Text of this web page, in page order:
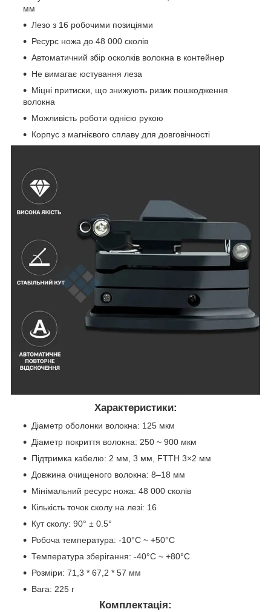
мм
Лезо з 16 робочими позиціями
Ресурс ножа до 48 000 сколів
Автоматичний збір осколків волокна в контейнер
Не вимагає юстування леза
Міцні притиски, що знижують ризик пошкодження
волокна
Можливість роботи однією рукою
Корпус з магнієвого сплаву для довговічності
Характеристики:
Діаметр оболонки волокна: 125 мкм
Діаметр покриття волокна: 250 ~ 900 мкм
Підтримка кабелю: 2 мм, 3 мм, FTTH 3×2 мм
Довжина очищеного волокна: 8–18 мм
Мінімальний ресурс ножа: 48 000 сколів
Кількість точок сколу на лезі: 16
Кут сколу: 90° ± 0.5°
Робоча температура: -10°C ~ +50°C
Температура зберігання: -40°C ~ +80°C
Розміри: 71,3 * 67,2 * 57 мм
Вага: 225 г
Комплектація: